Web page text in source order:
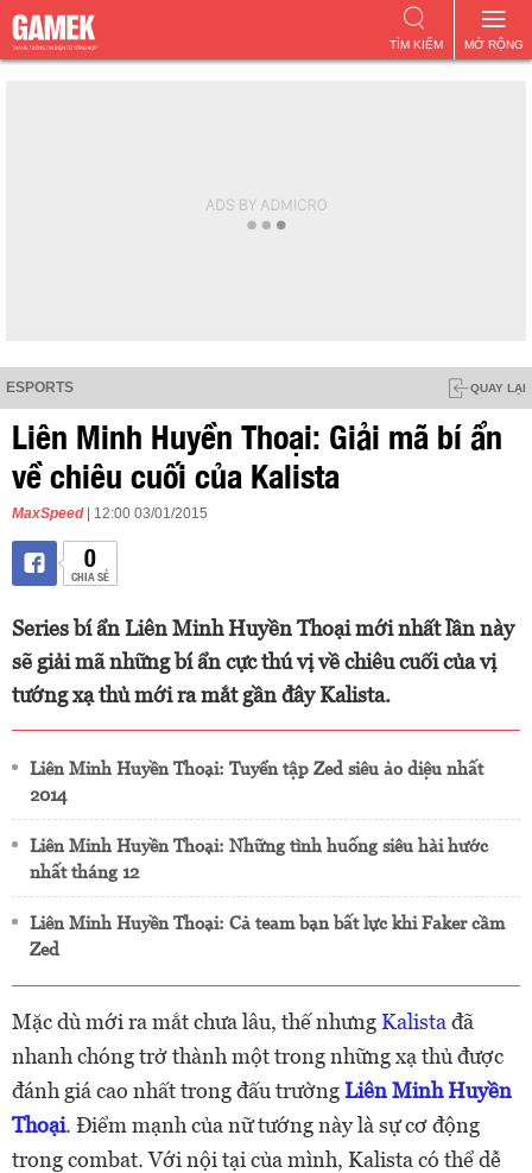
MỞ RỘNG
TÌM KIẾM
ESPORTS QUAY LẠI
Liên Minh Huyền Thoại: Giải mã bí ẩn
về chiêu cuối của Kalista
MaxSpeed | 12:00 03/01/2015
0
CHIA SẺ
Series bí ẩn Liên Minh Huyền Thoại mới nhất lần này
sẽ giải mã những bí ẩn cực thú vị về chiêu cuối của vị
tướng xạ thủ mới ra mắt gần đây Kalista.
Liên Minh Huyền Thoại: Tuyển tập Zed siêu ảo diệu nhất
2014
Liên Minh Huyền Thoại: Những tình huống siêu hài hước
nhất tháng 12
Liên Minh Huyền Thoại: Cả team bạn bất lực khi Faker cầm
Zed
Mặc dù mới ra mắt chưa lâu, thế nhưngKalista đã
nhanh chóng trở thành một trong những xạ thủ được
đánh giá cao nhất trong đấu trườngLiên Minh Huyền
Thoại. Điểm mạnh của nữ tướng này là sự cơ động
trong combat. Với nội tại của mình, Kalista có thể dễ